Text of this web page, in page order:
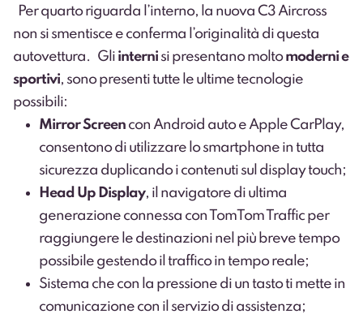
Per quarto riguarda l’interno, la nuova C3 Aircross
non si smentisce e conferma l’originalità di questa
autovettura. Gli interni si presentano moltomoderni e
sportivi, sono presenti tutte le ultime tecnologie
possibili:
Mirror Screen con Android auto e Apple CarPlay,
consentono di utilizzare lo smartphone in tutta
sicurezza duplicando i contenuti sul display touch;
Head Up Display, il navigatore di ultima
generazione connessa con TomTom Traffic per
raggiungere le destinazioni nel più breve tempo
possibile gestendo il traffico in tempo reale;
Sistema che con la pressione di un tasto ti mette in
comunicazione con il servizio di assistenza;